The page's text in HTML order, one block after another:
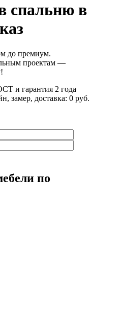
спальню в
до премиум.
проектам —
и гарантия 2 года
замер, доставка: 0 руб.
по